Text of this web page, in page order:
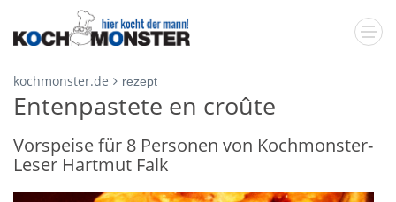
kochmonster.de rezept
Entenpastete en croûte
Vorspeise für 8 Personen von Kochmonster-
Leser Hartmut Falk